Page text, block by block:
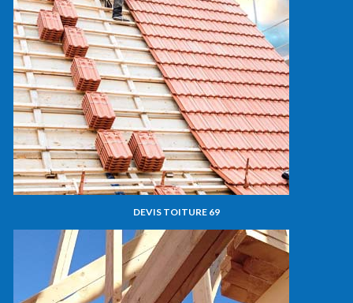
DEVIS TOITURE 69